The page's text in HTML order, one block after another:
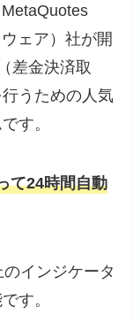
ェア）社が開
差金決済取
うための人気
す。
て24時間自動
インジケータ
す。